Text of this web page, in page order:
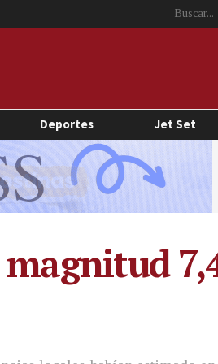
Deportes Jet Set